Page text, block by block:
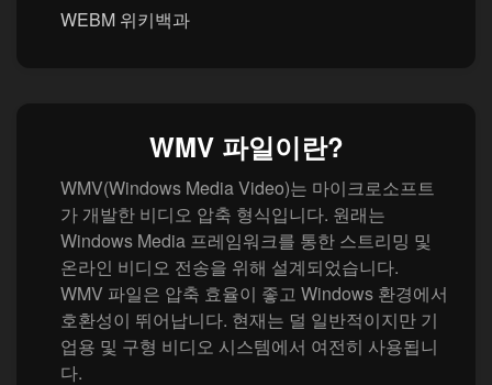
WEBM 위키백과
WMV 파일이란?
WMV(Windows Media Video)는 마이크로소프트
가 개발한 비디오 압축 형식입니다. 원래는
Windows Media 프레임워크를 통한 스트리밍 및
온라인 비디오 전송을 위해 설계되었습니다.
WMV 파일은 압축 효율이 좋고 Windows 환경에서
호환성이 뛰어납니다. 현재는 덜 일반적이지만 기
업용 및 구형 비디오 시스템에서 여전히 사용됩니
다.